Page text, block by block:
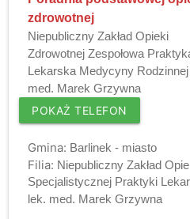
zdrowotnej
Niepubliczny Zakład Opieki
Zdrowotnej Zespołowa
Lekarska Medycyny
med. Marek Grzywna
POKAŻ TELEFON
Gmina: Barlinek - miasto
Filia: Niepubliczny Zakład
Specjalistycznej Praktyki
lek. med. Marek Grzywna